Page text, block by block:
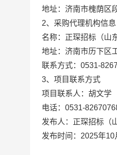
地址：济南市槐荫区
2、 采购代理机构信息
名称：正琛招标（山
地址：济南市历下区
联系方式： 0531-
3、 项目联系方式
项目联系人： 胡文学
电话： 0531-
发布人：正琛招标（
发布时间： 2025年10